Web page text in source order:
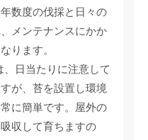
数度の伐採と日々の
メンテナンスにかか
ります。
日当たりに注意して
が、苔を設置し環境
に簡単です。屋外の
収して育ちますの